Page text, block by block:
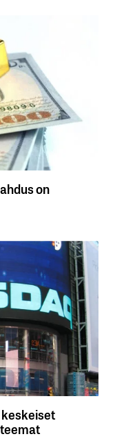
on